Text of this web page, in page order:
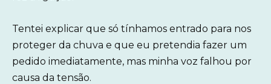
Tentei explicar que só tínhamos entrado para nos
proteger da chuva e que eu pretendia fazer um
pedido imediatamente, mas minha voz falhou por
causa da tensão.